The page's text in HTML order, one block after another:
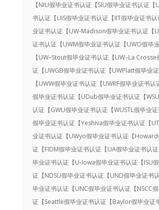
【NIU假毕业证书认证【SIU假毕业证书认证【
书认证【UIS假毕业证书认证【IIT假毕业证书认
业证书认证【UW-Madison假毕业证书认证【
证书认证【UWM假毕业证书认证【UWO假毕
【UW–Stout假毕业证书认证【UW–La Crosse
证【UWGB假毕业证书认证【UWPlatt假毕业
【UWW假毕业证书认证【UWRF假毕业证书
假毕业证书认证【UDub假毕业证书认证【
认证【GWU假毕业证书认证【WUSTL假毕业
假毕业证书认证【Yeshiva假毕业证书认证【
业证书认证【UWyo假毕业证书认证【
证【FIDM假毕业证书认证【UA假毕业证书认
毕业证书认证【U-Iowa假毕业证书认证【ISU
证【NDSU假毕业证书认证【UND假毕业证书
毕业证书认证【UNC假毕业证书认证【NSCC
证【Seattle假毕业证书认证【Baylor假毕业证